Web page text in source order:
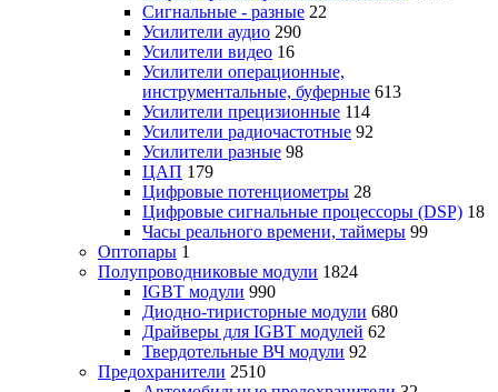
Сигнальные - разные 22
Усилители аудио 290
Усилители видео 16
Усилители операционные,
инструментальные, буферные 613
Усилители прецизионные 114
Усилители радиочастотные 92
Усилители разные 98
ЦАП 179
Цифровые потенциометры 28
Цифровые сигнальные процессоры (DSP) 18
Часы реального времени, таймеры 99
Оптопары 1
Полупроводниковые модули 1824
IGBT модули 990
Диодно-тиристорные модули 680
Драйверы для IGBT модулей 62
Твердотельные ВЧ модули 92
Предохранители 2510